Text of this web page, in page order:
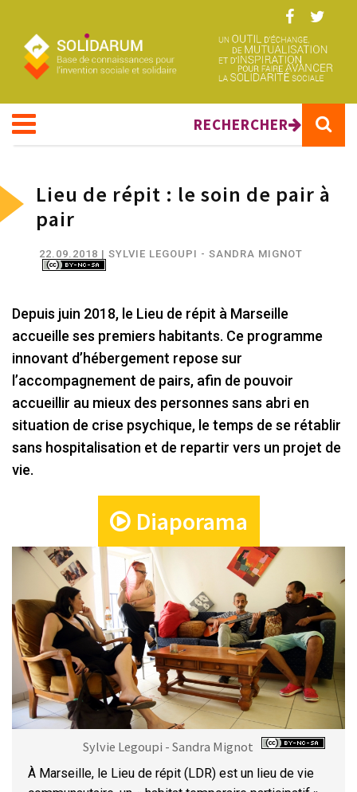
RECHERCHER
Lieu de répit : le soin de pair à
pair
22.09.2018 | SYLVIE LEGOUPI - SANDRA MIGNOT
Depuis juin 2018, le Lieu de répit à Marseille
accueille ses premiers habitants. Ce programme
innovant d’hébergement repose sur
l’accompagnement de pairs, afin de pouvoir
accueillir au mieux des personnes sans abri en
situation de crise psychique, le temps de se rétablir
sans hospitalisation et de repartir vers un projet de
vie.
Diaporama
Sylvie Legoupi - Sandra Mignot
À Marseille, le Lieu de répit (LDR) est un lieu de vie